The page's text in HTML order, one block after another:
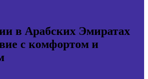
в Арабских Эмиратах
с комфортом и